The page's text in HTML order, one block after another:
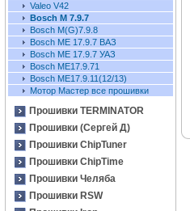
Valeo V42
Bosch M 7.9.7
Bosch M(G)7.9.8
Bosch ME 17.9.7 ВАЗ
Bosch ME 17.9.7 УАЗ
Bosch ME17.9.71
Bosch ME17.9.11(12/13)
Мотор Мастер все прошивки
Прошивки TERMINATOR
Прошивки (Сергей Д)
Прошивки ChipTuner
Прошивки ChipTime
Прошивки Челяба
Прошивки RSW